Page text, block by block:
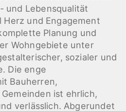
und Lebensqualität
und Engagement
Planung und
Wohngebiete unter
sozialer und
Die enge
Bauherren,
ist ehrlich,
verlässlich. Abgerundet